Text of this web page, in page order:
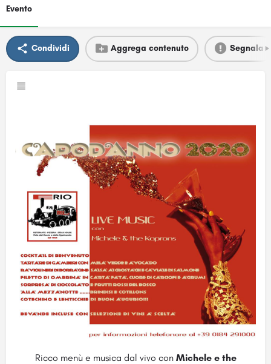
Evento
Condividi Aggrega contenuto Segnala
Ricco menù e musica dal vivo conMichele e the